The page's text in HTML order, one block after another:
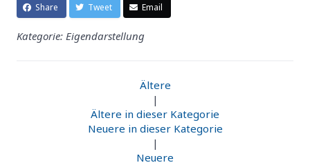
Share Tweet Email
Kategorie: Eigendarstellung
Ältere
|
Ältere in dieser Kategorie
Neuere in dieser Kategorie
|
Neuere